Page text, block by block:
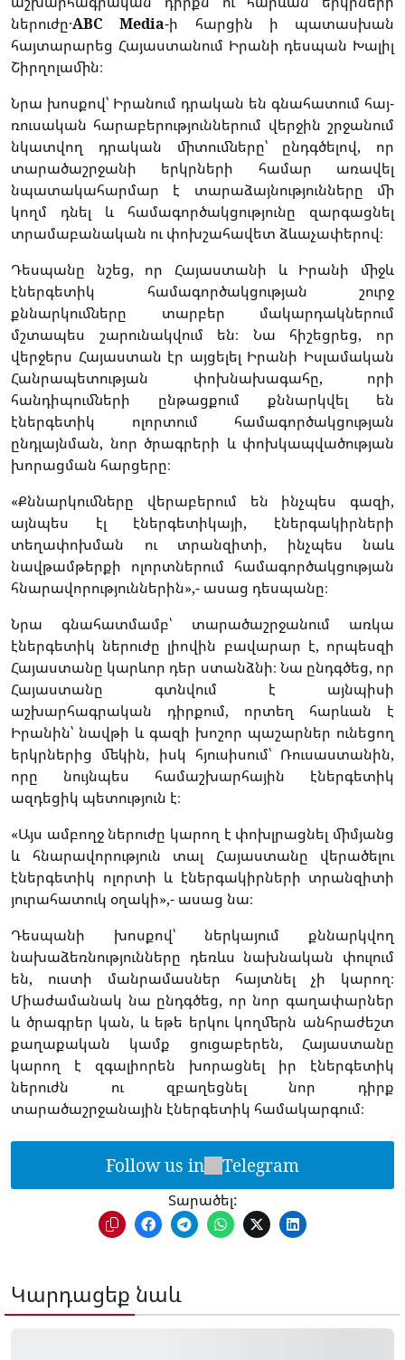
ներուժը․ABC Media-ի հարցին ի պատասխան
հայտարարեց Հայաստանում Իրանի դեսպան Խալիլ
Շիրղոլամին։
Նրա խոսքով՝ Իրանում դրական են գնահատում հայ-
ռուսական հարաբերություններում վերջին շրջանում
նկատվող դրական միտումները՝ ընդգծելով, որ
տարածաշրջանի երկրների համար առավել
նպատակահարմար է տարաձայնությունները մի
կողմ դնել և համագործակցությունը զարգացնել
տրամաբանական ու փոխշահավետ ձևաչափերով։
Դեսպանը նշեց, որ Հայաստանի և Իրանի միջև
էներգետիկ համագործակցության շուրջ
քննարկումները տարբեր մակարդակներում
մշտապես շարունակվում են։ Նա հիշեցրեց, որ
վերջերս Հայաստան էր այցելել Իրանի Իսլամական
Հանրապետության փոխնախագահը, որի
հանդիպումների ընթացքում քննարկվել են
էներգետիկ ոլորտում համագործակցության
ընդլայնման, նոր ծրագրերի և փոխկապվածության
խորացման հարցերը։
«Քննարկումները վերաբերում են ինչպես գազի,
այնպես էլ էներգետիկայի, էներգակիրների
տեղափոխման ու տրանզիտի, ինչպես նաև
նավթամթերքի ոլորտներում համագործակցության
հնարավորություններին»,- ասաց դեսպանը։
Նրա գնահատմամբ՝ տարածաշրջանում առկա
էներգետիկ ներուժը լիովին բավարար է, որպեսզի
Հայաստանը կարևոր դեր ստանձնի։ Նա ընդգծեց, որ
Հայաստանը գտնվում է այնպիսի
աշխարհագրական դիրքում, որտեղ հարևան է
Իրանին՝ նավթի և գազի խոշոր պաշարներ ունեցող
երկրներից մեկին, իսկ հյուսիսում՝ Ռուսաստանին,
որը նույնպես համաշխարհային էներգետիկ
ազդեցիկ պետություն է։
«Այս ամբողջ ներուժը կարող է փոխլրացնել միմյանց
և հնարավորություն տալ Հայաստանը վերածելու
էներգետիկ ոլորտի և էներգակիրների տրանզիտի
յուրահատուկ օղակի»,- ասաց նա։
Դեսպանի խոսքով՝ ներկայում քննարկվող
նախաձեռնությունները դեռևս նախնական փուլում
են, ուստի մանրամասներ հայտնել չի կարող։
Միաժամանակ նա ընդգծեց, որ նոր գաղափարներ
և ծրագրեր կան, և եթե երկու կողմերն անհրաժեշտ
քաղաքական կամք ցուցաբերեն, Հայաստանը
կարող է զգալիորեն խորացնել իր էներգետիկ
ներուժն ու զբաղեցնել նոր դիրք
տարածաշրջանային էներգետիկ համակարգում։
Follow us in Telegram
Տարածել:
Կարդացեք նաև